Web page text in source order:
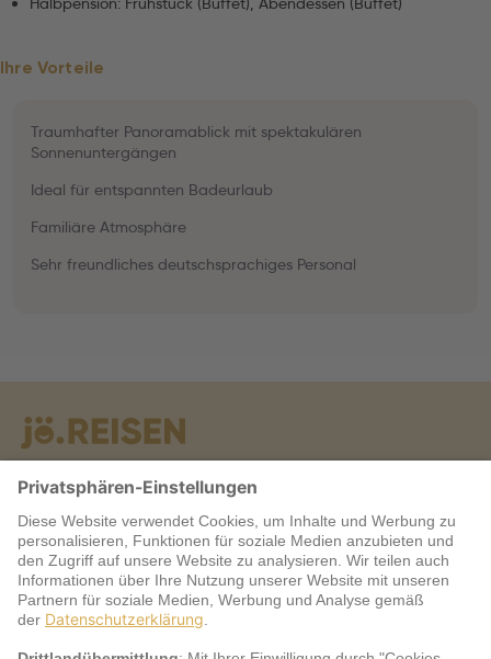
Ihre Vorteile
Traumhafter Panoramablick mit spektakulären
Sonnenuntergängen
Ideal für entspannten Badeurlaub
Familiäre Atmosphäre
Sehr freundliches deutschsprachiges Personal
Warum jö?
Service
jö Bonus Club Partner